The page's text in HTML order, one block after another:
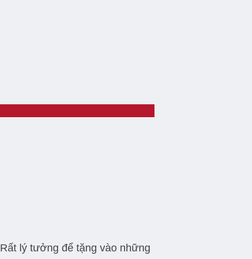
Rất lý tưởng để tặng vào những